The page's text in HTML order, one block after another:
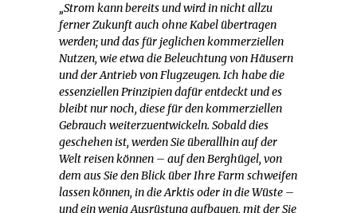
„Strom kann bereits und wird in nicht allzu
ferner Zukunft auch ohne Kabel übertragen
werden; und das für jeglichen kommerziellen
Nutzen, wie etwa die Beleuchtung von Häusern
und der Antrieb von Flugzeugen. Ich habe die
essenziellen Prinzipien dafür entdeckt und es
bleibt nur noch, diese für den kommerziellen
Gebrauch weiterzuentwickeln. Sobald dies
geschehen ist, werden Sie überallhin auf der
Welt reisen können – auf den Berghügel, von
dem aus Sie den Blick über Ihre Farm schweifen
lassen können, in die Arktis oder in die Wüste –
und ein wenig Ausrüstung aufbauen, mit der Sie